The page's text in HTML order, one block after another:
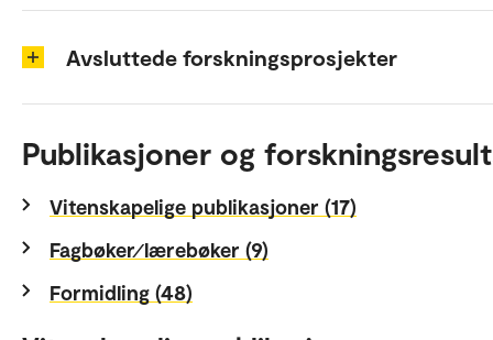
Avsluttede forskningsprosjekter
Publikasjoner og
Vitenskapelige publikasjoner (17)
Fagbøker⁄lærebøker (9)
Formidling (48)